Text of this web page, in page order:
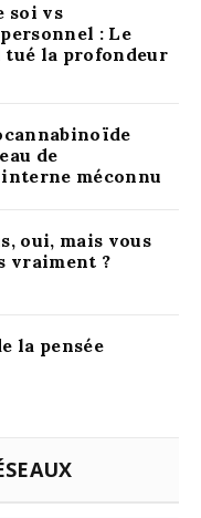
soi vs
: Le
la profondeur
de
méconnu
oui, mais vous
vraiment ?
la pensée